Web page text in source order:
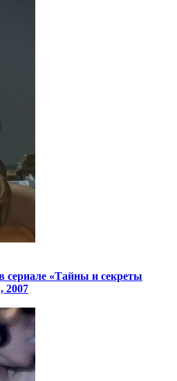
сериале «Тайны и секреты
2007